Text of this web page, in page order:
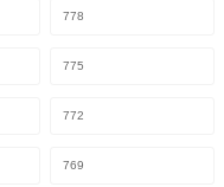
778
775
772
769